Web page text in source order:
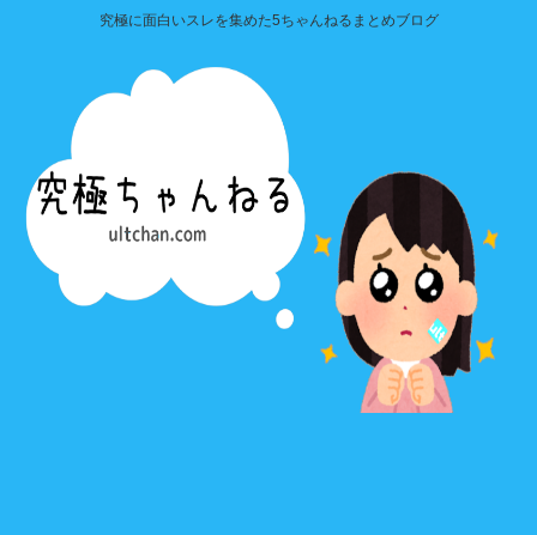
究極に面白いスレを集めた5ちゃんねるまとめブログ